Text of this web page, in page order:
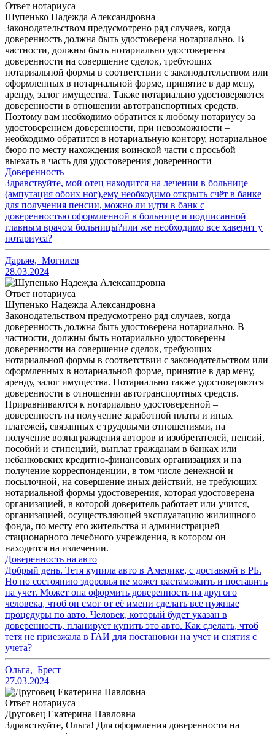
Ответ нотариуса
Шупенько Надежда Александровна
Законодательством предусмотрено ряд случаев, когда
доверенность должна быть удостоверена нотариально. В
частности, должны быть нотариально удостоверены
доверенности на совершение сделок, требующих
нотариальной формы в соответствии с законодательством или
оформленных в нотариальной форме, принятие в дар мену,
аренду, залог имущества. Также нотариально удостоверяются
доверенности в отношении автотранспортных средств.
Поэтому вам необходимо обратится к любому нотариусу за
удостоверением доверенности, при невозможности –
необходимо обратится в нотариальную контору, нотариальное
бюро по месту нахождения воинской части с просьбой
выехать в часть для удостоверения доверенности
Доверенность
Здравствуйте, мой отец находится на лечении в больнице
(ампутация обоих ног),ему необходимо открыть счёт в банке
для получения пенсии, можно ли идти в банк с
доверенностью оформленной в больнице и подписанной
главным врачом больницы?или же необходимо все хаверит у
нотариуса?
Дарьяѳ, Могилев
28.03.2024
Ответ нотариуса
Шупенько Надежда Александровна
Законодательством предусмотрено ряд случаев, когда
доверенность должна быть удостоверена нотариально. В
частности, должны быть нотариально удостоверены
доверенности на совершение сделок, требующих
нотариальной формы в соответствии с законодательством или
оформленных в нотариальной форме, принятие в дар мену,
аренду, залог имущества. Нотариально также удостоверяются
доверенности в отношении автотранспортных средств.
Приравниваются к нотариально удостоверенной –
доверенность на получение заработной платы и иных
платежей, связанных с трудовыми отношениями, на
получение вознаграждения авторов и изобретателей, пенсий,
пособий и стипендий, выплат гражданам в банках или
небанковских кредитно-финансовых организациях и на
получение корреспонденции, в том числе денежной и
посылочной, на совершение иных действий, не требующих
нотариальной формы удостоверения, которая удостоверена
организацией, в которой доверитель работает или учится,
организацией, осуществляющей эксплуатацию жилищного
фонда, по месту его жительства и администрацией
стационарного лечебного учреждения, в котором он
находится на излечении.
Доверенность на авто
Добрый день. Тетя купила авто в Америке, с доставкой в РБ.
Но по состоянию здоровья не может растаможить и поставить
на учет. Может она оформить доверенность на другого
человека, чтоб он смог от её имени сделать все нужные
процедуры по авто. Человек, который будет указан в
доверенность, планирует купить это авто. Как сделать, чтоб
тетя не приезжала в ГАИ для постановки на учет и снятия с
учета?
Ольга, Брест
27.03.2024
Ответ нотариуса
Друговец Екатерина Павловна
Здравствуйте, Ольга! Для оформления доверенности на